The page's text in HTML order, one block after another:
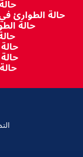
حالة الطوارئ
حالة